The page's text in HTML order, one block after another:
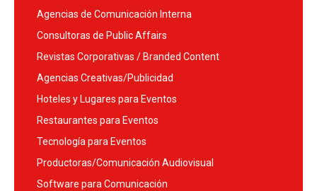
Agencias de Comunicación Interna
Consultoras de Public Affairs
Revistas Corporativas / Branded Content
Agencias Creativas/Publicidad
Hoteles y Lugares para Eventos
Restaurantes para Eventos
Tecnología para Eventos
Productoras/Comunicación Audiovisual
Software para Comunicación